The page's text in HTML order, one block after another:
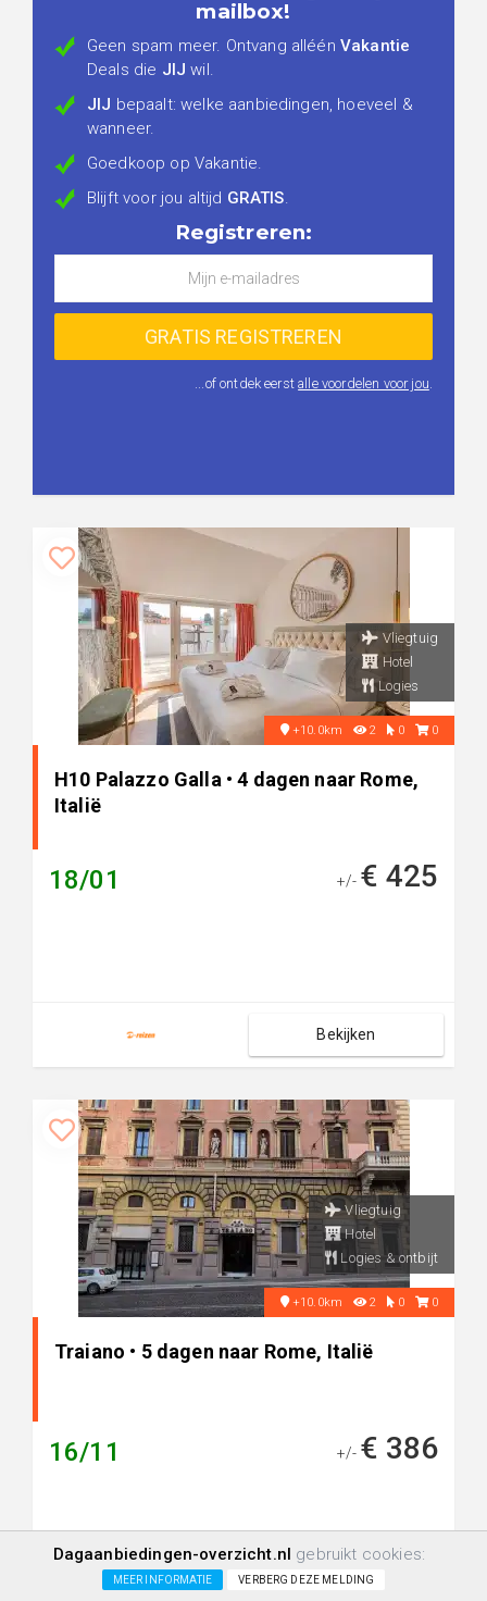
mailbox!
Geen spam meer. Ontvang alléén Vakantie
Deals die JIJ wil.
JIJ bepaalt: welke aanbiedingen, hoeveel &
wanneer.
Goedkoop op Vakantie.
Blijft voor jou altijd GRATIS.
Registreren:
...of ontdek eerstalle voordelen voor jou.
Vliegtuig
Hotel
Logies
+10.0km 2 0 0
H10 Palazzo Galla • 4 dagen naar Rome,
Italië
18/01 +/- € 425
Bekijken
Vliegtuig
Hotel
Logies & ontbijt
+10.0km 2 0 0
Traiano • 5 dagen naar Rome, Italië
16/11 +/- € 386
Dagaanbiedingen-overzicht.nl gebruikt cookies:
MEER INFORMATIE VERBERG DEZE MELDING